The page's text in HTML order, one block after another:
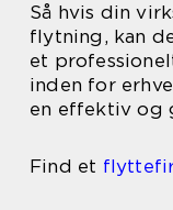
Så hvis din
flytning, kan
et
inden for
en effektiv og
Find et